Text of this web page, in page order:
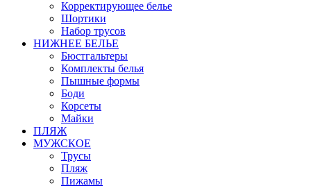
Корректирующее белье
Шортики
Набор трусов
НИЖНЕЕ БЕЛЬЕ
Бюстгальтеры
Комплекты белья
Пышные формы
Боди
Корсеты
Майки
ПЛЯЖ
МУЖСКОЕ
Трусы
Пляж
Пижамы